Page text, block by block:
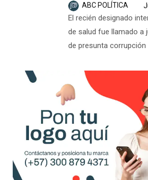
ABC POLÍTICA
El recién designado
de salud fue llamado a
de presunta corrupción